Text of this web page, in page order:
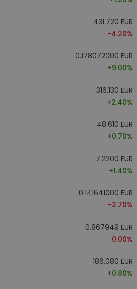
431.720 EUR
-4.20%
0.178072000 EUR
+9.00%
316.130 EUR
+2.40%
48.610 EUR
+0.70%
7.2200 EUR
+1.40%
0.141641000 EUR
-2.70%
0.867949 EUR
0.00%
186.080 EUR
+0.80%